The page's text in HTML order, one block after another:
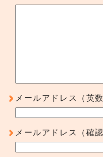
メールアドレス（英
メールアドレス（確